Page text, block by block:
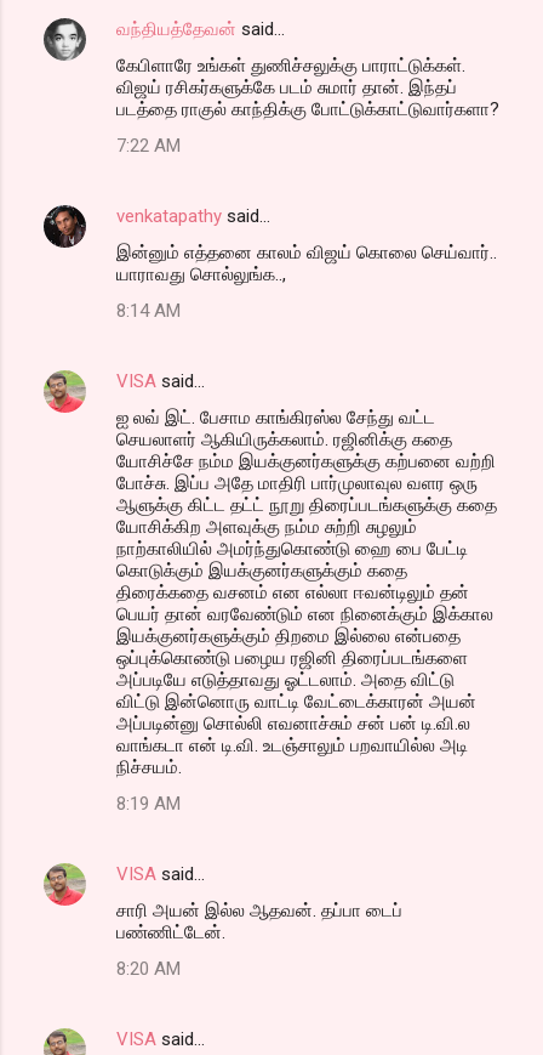
வந்தியத்தேவன் said…
கேபிளாரே உங்கள் துணிச்சலுக்கு பாராட்டுக்கள்.
விஜய் ரசிகர்களுக்கே படம் சுமார் தான். இந்தப்
படத்தை ராகுல் காந்திக்கு போட்டுக்காட்டுவார்களா?
7:22 AM
venkatapathy said…
இன்னும் எத்தனை காலம் விஜய் கொலை செய்வார்..
யாராவது சொல்லுங்க..,
8:14 AM
VISA said…
ஐ லவ் இட். பேசாம காங்கிரஸ்ல சேந்து வட்ட
செயலாளர் ஆகியிருக்கலாம். ரஜினிக்கு கதை
யோசிச்சே நம்ம இயக்குனர்களுக்கு கற்பனை வற்றி
போச்சு. இப்ப அதே மாதிரி பார்முலாவுல வளர ஒரு
ஆளுக்கு கிட்ட தட்ட் நூறு திரைப்படங்களுக்கு கதை
யோசிக்கிற அளவுக்கு நம்ம சுற்றி சுழலும்
நாற்காலியில் அமர்ந்துகொண்டு ஹை பை பேட்டி
கொடுக்கும் இயக்குனர்களுக்கும் கதை
திரைக்கதை வசனம் என எல்லா ஈவன்டிலும் தன்
பெயர் தான் வரவேண்டும் என நினைக்கும் இக்கால
இயக்குனர்களுக்கும் திறமை இல்லை என்பதை
ஒப்புக்கொண்டு பழைய ரஜினி திரைப்படங்களை
அப்படியே எடுத்தாவது ஓட்டலாம். அதை விட்டு
விட்டு இன்னொரு வாட்டி வேட்டைக்காரன் அயன்
அப்படின்னு சொல்லி எவனாச்சும் சன் பன் டி.வி.ல
வாங்கடா என் டி.வி. உடஞ்சாலும் பறவாயில்ல அடி
நிச்சயம்.
8:19 AM
VISA said…
சாரி அயன் இல்ல ஆதவன். தப்பா டைப்
பண்ணிட்டேன்.
8:20 AM
VISA said…